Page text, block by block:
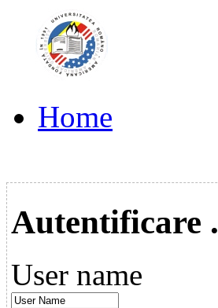
Home
Autentificare .
User name